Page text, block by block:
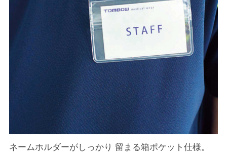
ネームホルダーがしっかり 留まる箱ポケット仕様。